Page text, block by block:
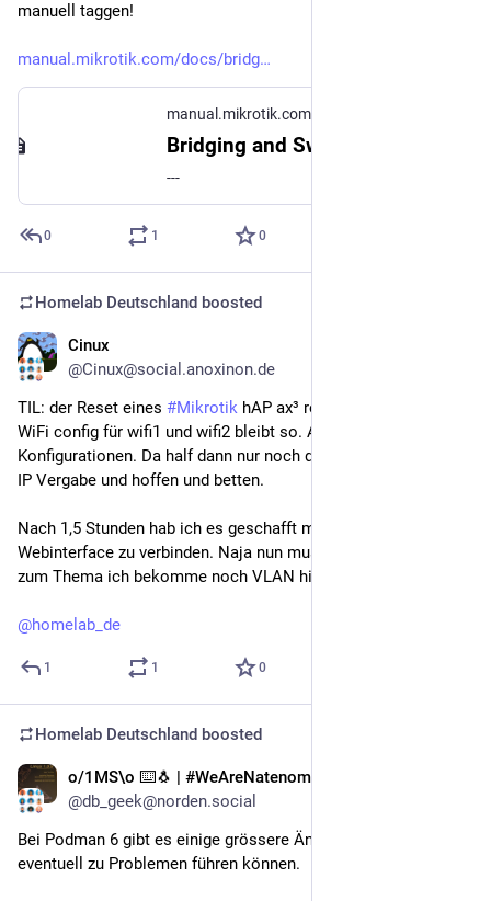
manuell taggen!
manual.mikrotik.com/docs/bridg
manual.mikrotik.com
---
0 1 0
Homelab Deutschland boosted
Cinux
@Cinux@social.anoxinon.de
TIL: der Reset eines #Mikrotik hAP ax³ resetet nicht alles. Die
WiFi config für wifi1 und wifi2 bleibt so. Auch interface
Konfigurationen. Da half dann nur noch die winbox + statische
IP Vergabe und hoffen und betten.
Nach 1,5 Stunden hab ich es geschafft mich wieder mit dem
Webinterface zu verbinden. Naja nun muss ich ins Bett. So viel
zum Thema ich bekomme noch VLAN hin.
@homelab_de
1 1 0
Homelab Deutschland boosted
o/1MS\o ⌨️🐧 | #WeAreNatenom
@db_geek@norden.social
Bei Podman 6 gibt es einige grössere Änderungen, welche
eventuell zu Problemen führen können.